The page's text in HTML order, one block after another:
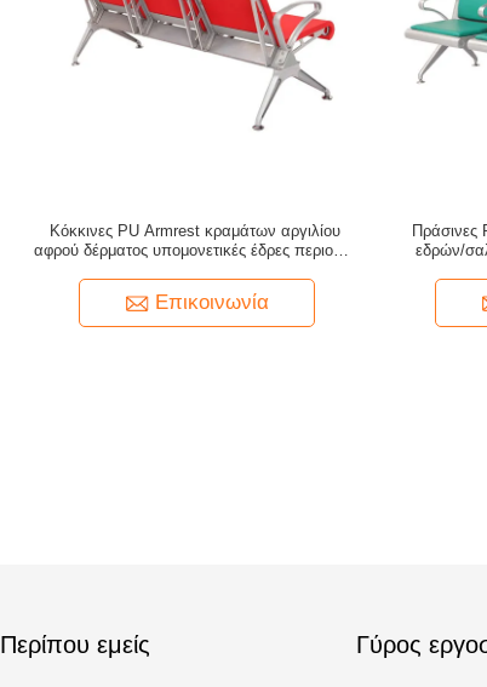
Κόκκινες PU Armrest κραμάτων αργιλίου
αφρού δέρματος υπομονετικές έδρες περιοχής
Επικοινωνία
Πράσινες
εδρών/
Περίπου εμείς Γύρος